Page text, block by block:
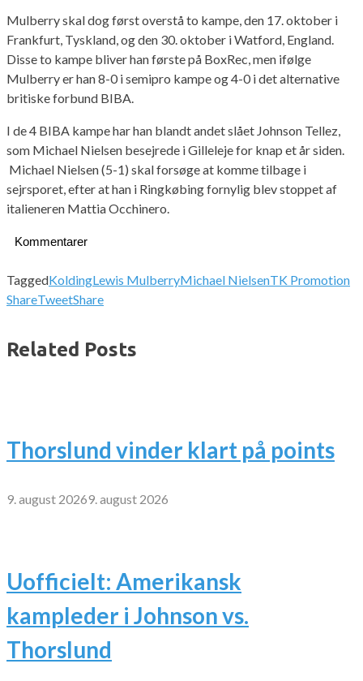
Mulberry skal dog først overstå to kampe, den 17. oktober i
Frankfurt, Tyskland, og den 30. oktober i Watford, England.
Disse to kampe bliver han første på BoxRec, men ifølge
Mulberry er han 8-0 i semipro kampe og 4-0 i det alternative
britiske forbund BIBA.
I de 4 BIBA kampe har han blandt andet slået Johnson Tellez,
som Michael Nielsen besejrede i Gilleleje for knap et år siden.
Michael Nielsen (5-1) skal forsøge at komme tilbage i
sejrsporet, efter at han i Ringkøbing fornylig blev stoppet af
italieneren Mattia Occhinero.
Kommentarer
TaggedKoldingLewis MulberryMichael NielsenTK Promotion
ShareTweetShare
Related Posts
Thorslund vinder klart på points
9. august 20269. august 2026
Uofficielt: Amerikansk
kampleder i Johnson vs.
Thorslund